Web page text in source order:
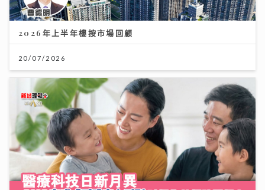
2026年上半年樓按市場回顧
20/07/2026